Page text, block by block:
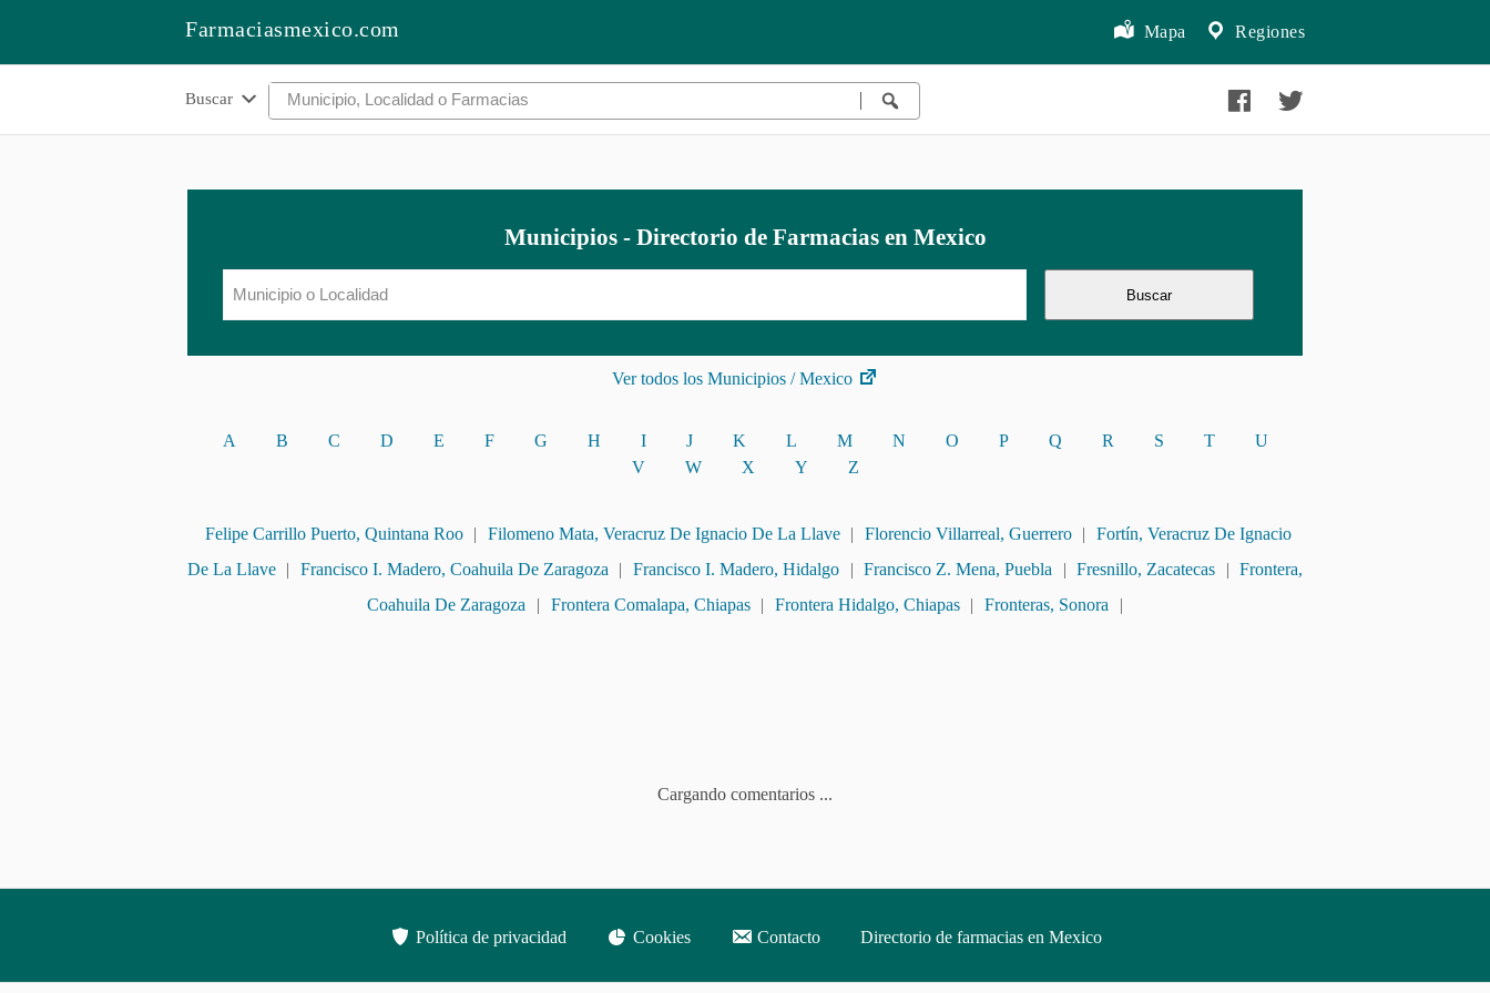
Regiones
Mapa
Farmaciasmexico.com
Buscar
Municipios - Directorio de Farmacias en Mexico
Buscar
Ver todos los Municipios / Mexico
A B C D E F G H I J K L M N O P Q R S T
U
V
W X Y Z
Felipe Carrillo Puerto, Quintana Roo | Filomeno Mata, Veracruz De Ignacio De La Llave | Florencio Villarreal, Guerrero |
Fortín, Veracruz De Ignacio
De La Llave
| Francisco I. Madero, Coahuila De Zaragoza | Francisco I. Madero, Hidalgo | Francisco Z. Mena, Puebla | Fresnillo, Zacatecas |
Frontera,
Coahuila De Zaragoza
| Frontera Comalapa, Chiapas | Frontera Hidalgo, Chiapas | Fronteras, Sonora |
Cargando comentarios ...
Política de privacidad Cookies Contacto Directorio de farmacias en Mexico